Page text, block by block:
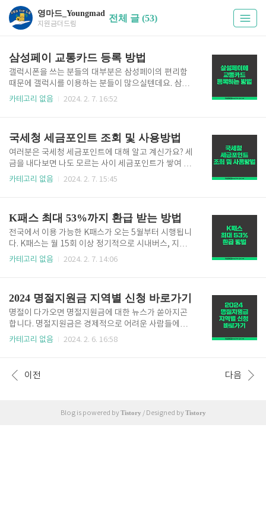
영마드_Youngmad
지원금더드림
전체 글 (53)
삼성페이 교통카드 등록 방법
갤럭시폰을 쓰는 분들의 대부분은 삼성페이의 편리함
때문에 갤럭시를 이용하는 분들이 많으실텐데요. 삼성
페이에 교통카드를 등록하면 대중교통을 이용할 때도
록법 👉 삼성페이 교통카드 등록 방법 모바일에서 삼성
페이 어플을 실행시킵니다. 화면 하단에서 "메뉴"를 클
릭하면 "교통카드 추가" 메뉴가 보입니다. "교통카드 추
가" 버튼을 선택합니다. 그다음, 티머니 교통카드 또는
캐시비 교통카드를 선택하여 추가합니다. 저는 "티머니
결제 중 선택하면 됩니다. 저는..
카테고리 없음 2024. 2. 7. 16:52
국세청 세금포인트 조회 및 사용방법
여러분은 국세청 세금포인트에 대해 알고 계신가요? 세
금을 내다보면 나도 모르는 사이 세금포인트가 쌓여 있
고 이렇게 쌓인 세금포인트로 물건을 살 수 있다고 합니
을 납부하게 되면 개인 또는 법인이 납부한 세금에 따라
세금포인트를 부여하고 부여받은 세금포인트를 이용하
여 납부기한연장 및 징수유예 시 담보를 면제하거나 우
수 중소기업의 제품을 구매할 수 있도록 하는 제도입니
다. 국세청 홈택스에 접속하시면 세금포인트를 조회할
버튼을 클릭합니다. 그러면 아래..
카테고리 없음 2024. 2. 7. 15:45
K패스 최대 53%까지 환급 받는 방법
전국에서 이용 가능한 K패스가 오는 5월부터 시행됩니
다. K패스는 월 15회 이상 정기적으로 시내버스, 지하
철 등 대중교통을 이용할 경우 지출한 금액의 일부를 다
내버스, 지하철 등 대중교통을 이용할 경우 지출 금액의
일정 금액을 다음달에 돌려받을 수 있는 교통카드입니
다. 일반인은 20%, 청년층은 30%, 저소득층은 53%
를 다음달에 돌려받을 수 있는데요. 현재 시행 중인 알
뜰교통카드의 불편사항을 개선하고 혜택은 확대한 사
거리에 비례하여 마일리지를 환급했지만 K패스는 이동
거리에 관계없이 지출금..
카테고리 없음 2024. 2. 7. 14:06
2024 명절지원금 지역별 신청 바로가기
명절이 다가오면 명절지원금에 대한 뉴스가 쏟아지곤
합니다. 명절지원금은 경제적으로 어려운 사람들에게
지원하는 일종의 위로금인데요. 지역별, 대상별 차이가
절지원금 바로가기 👉 서울특별시 지역 명절지원금 바
로가기 용산구 위문품 신청 페이지 바로가기 강서구 현
바로가기 동대문구 상품권 3만원 신청 페이지 바로가기
카테고리 없음 2024. 2. 6. 16:58
이전 다음
Blog is powered byTistory / Designed byTistory